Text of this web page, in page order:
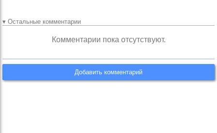
▾ Остальные комментарии
Комментарии пока отсутствуют.
Добавить комментарий